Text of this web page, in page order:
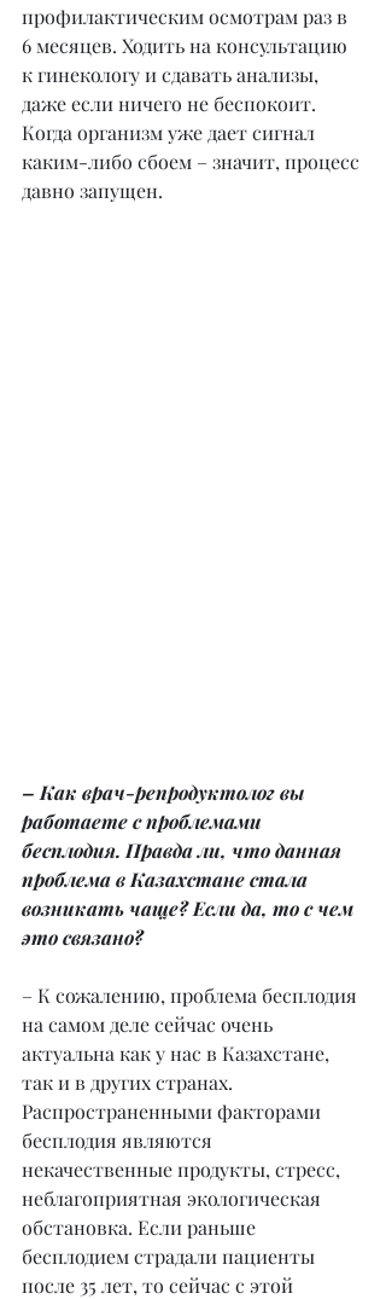
профилактическим осмотрам раз в
6 месяцев. Ходить на консультацию
к гинекологу и сдавать анализы,
даже если ничего не беспокоит.
Когда организм уже дает сигнал
каким-либо сбоем – значит, процесс
давно запущен.
– Как врач-репродуктолог вы
работаете с проблемами
бесплодия. Правда ли, что данная
проблема в Казахстане стала
возникать чаще? Если да, то с чем
это связано?
– К сожалению, проблема бесплодия
на самом деле сейчас очень
актуальна как у нас в Казахстане,
так и в других странах.
Распространенными факторами
бесплодия являются
некачественные продукты, стресс,
неблагоприятная экологическая
обстановка. Если раньше
бесплодием страдали пациенты
после 35 лет, то сейчас с этой